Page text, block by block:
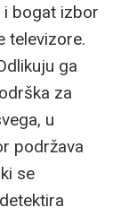
i bogat izbor
televizore.
ga
za
u
podržava
se